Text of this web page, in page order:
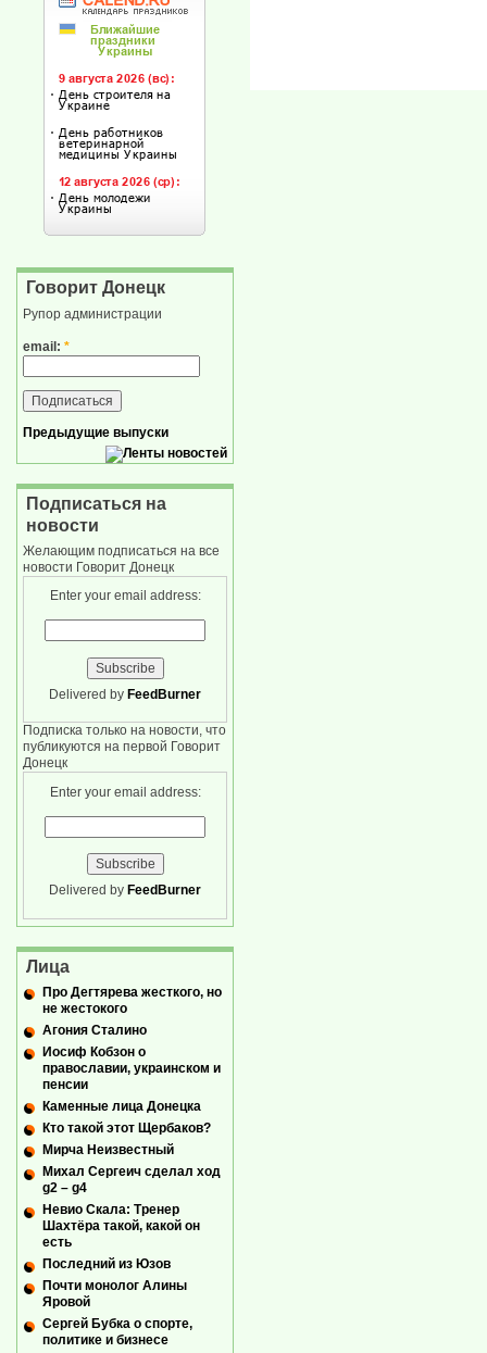
Говорит Донецк
Рупор администрации
email: *
Предыдущие выпуски
Подписаться на
новости
Желающим подписаться на все
новости Говорит Донецк
Enter your email address:
Delivered by FeedBurner
Подписка только на новости, что
публикуются на первой Говорит
Донецк
Enter your email address:
Delivered by FeedBurner
Лица
Про Дегтярева жесткого, но
не жестокого
Агония Сталино
Иосиф Кобзон о
православии, украинском и
пенсии
Каменные лица Донецка
Кто такой этот Щербаков?
Мирча Неизвестный
Михал Сергеич сделал ход
g2 – g4
Невио Скала: Тренер
Шахтёра такой, какой он
есть
Последний из Юзов
Почти монолог Алины
Яровой
Сергей Бубка о спорте,
политике и бизнесе